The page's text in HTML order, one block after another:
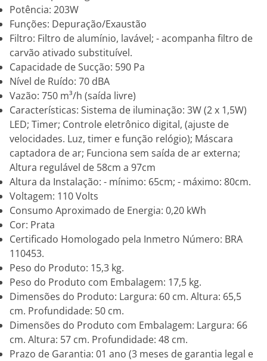
Potência: 203W
Funções: Depuração/Exaustão
Filtro: Filtro de alumínio, lavável; - acompanha filtro de
carvão ativado substituível.
Capacidade de Sucção: 590 Pa
Nível de Ruído: 70 dBA
Vazão: 750 m³/h (saída livre)
Características: Sistema de iluminação: 3W (2 x 1,5W)
LED; Timer; Controle eletrônico digital, (ajuste de
velocidades. Luz, timer e função relógio); Máscara
captadora de ar; Funciona sem saída de ar externa;
Altura regulável de 58cm a 97cm
Altura da Instalação: - mínimo: 65cm; - máximo: 80cm.
Voltagem: 110 Volts
Consumo Aproximado de Energia: 0,20 kWh
Cor: Prata
Certificado Homologado pela Inmetro Número: BRA
110453.
Peso do Produto: 15,3 kg.
Peso do Produto com Embalagem: 17,5 kg.
Dimensões do Produto: Largura: 60 cm. Altura: 65,5
cm. Profundidade: 50 cm.
Dimensões do Produto com Embalagem: Largura: 66
cm. Altura: 57 cm. Profundidade: 48 cm.
Prazo de Garantia: 01 ano (3 meses de garantia legal e